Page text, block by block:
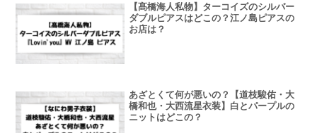
【髙橋海人私物】ターコイズのシルバー
ダブルピアスはどこの？江ノ島ピアスの
お店は？
あざとくて何が悪いの？【道枝駿佑・大
橋和也・大西流星衣装】白とパープルの
ニットはどこの？